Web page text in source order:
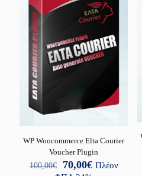
WP Woocommerce Elta Courier
Voucher Plugin
100,00€
Original
70,00€ΗΠλέον